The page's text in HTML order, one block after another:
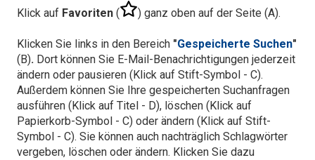
Klick auf Favoriten ( ) ganz oben auf der Seite (A).
Klicken Sie links in den Bereich "Gespeicherte Suchen"
(B). Dort können Sie E-Mail-Benachrichtigungen jederzeit
ändern oder pausieren (Klick auf Stift-Symbol - C).
Außerdem können Sie Ihre gespeicherten Suchanfragen
ausführen (Klick auf Titel - D), löschen (Klick auf
Papierkorb-Symbol - C) oder ändern (Klick auf Stift-
Symbol - C). Sie können auch nachträglich Schlagwörter
vergeben, löschen oder ändern. Klicken Sie dazu